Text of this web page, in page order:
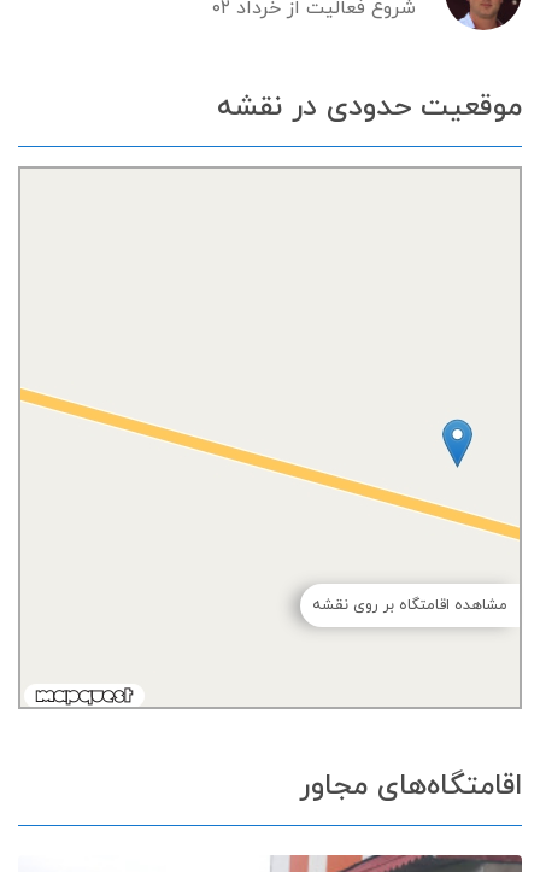
شروع فعالیت از خرداد ۰۲
موقعیت حدودی در نقشه
مشاهده اقامتگاه بر روی نقشه
اقامتگاه‌های مجاور